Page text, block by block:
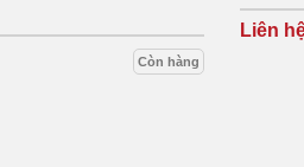
Còn hàng
Liên